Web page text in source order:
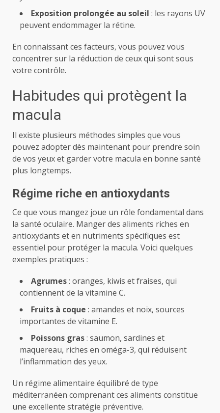
Exposition prolongée au soleil : les rayons UV
peuvent endommager la rétine.
En connaissant ces facteurs, vous pouvez vous
concentrer sur la réduction de ceux qui sont sous
votre contrôle.
Habitudes qui protègent la
macula
Il existe plusieurs méthodes simples que vous
pouvez adopter dès maintenant pour prendre soin
de vos yeux et garder votre macula en bonne santé
plus longtemps.
Régime riche en antioxydants
Ce que vous mangez joue un rôle fondamental dans
la santé oculaire. Manger des aliments riches en
antioxydants et en nutriments spécifiques est
essentiel pour protéger la macula. Voici quelques
exemples pratiques :
Agrumes: oranges, kiwis et fraises, qui
contiennent de la vitamine C.
Fruits à coque : amandes et noix, sources
importantes de vitamine E.
Poissons gras: saumon, sardines et
maquereau, riches en oméga-3, qui réduisent
l’inflammation des yeux.
Un régime alimentaire équilibré de type
méditerranéen comprenant ces aliments constitue
une excellente stratégie préventive.